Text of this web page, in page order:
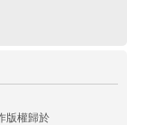
版權歸於